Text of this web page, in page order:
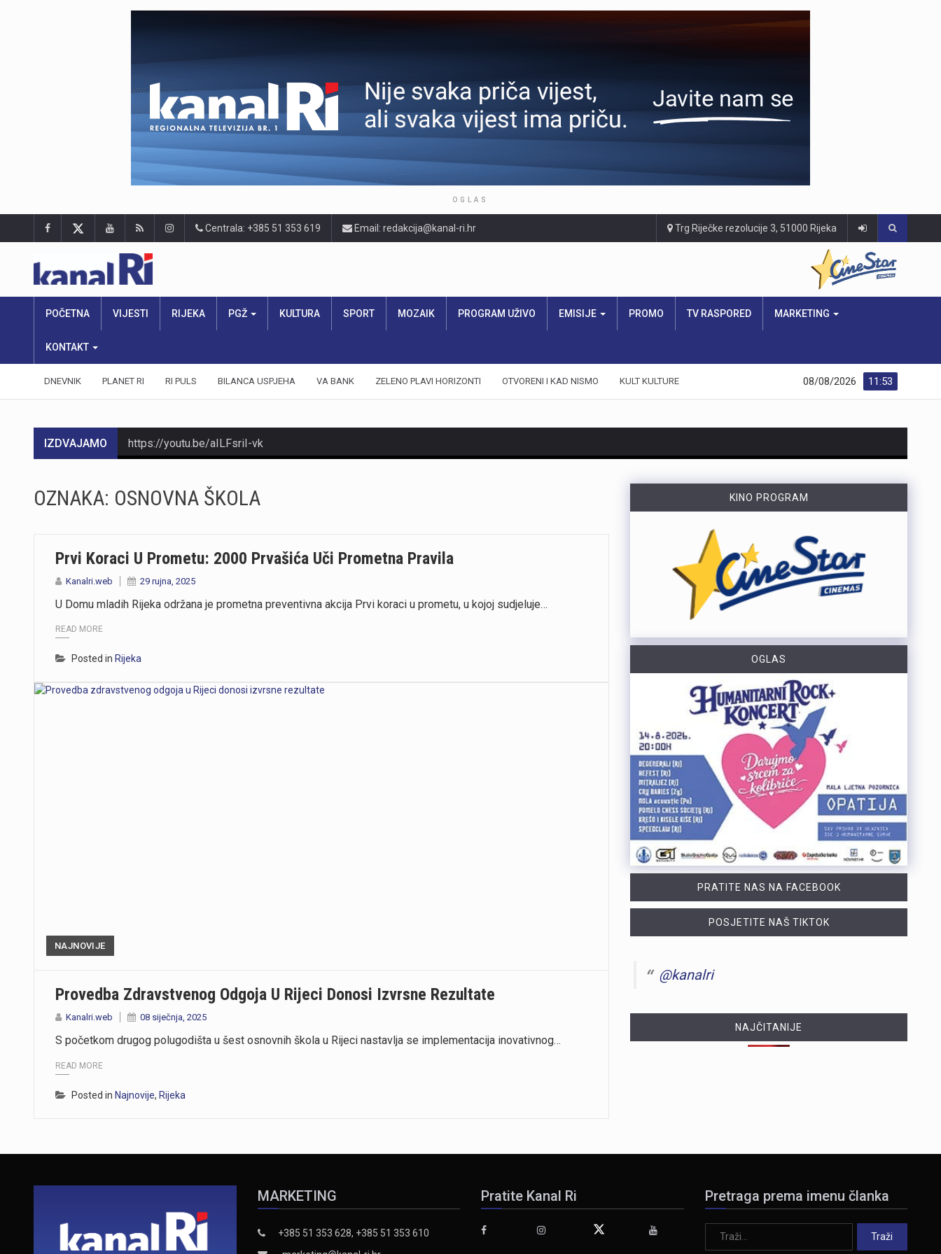
OGLAS
Centrala: +385 51 353 619 Email: redakcija@kanal-ri.hr Trg Riječke rezolucije 3, 51000 Rijeka
POČETNA VIJESTI RIJEKA PGŽ KULTURA SPORT MOZAIK PROGRAM UŽIVO EMISIJE PROMO TV RASPORED MARKETING
KONTAKT
DNEVNIK PLANET RI RI PULS BILANCA USPJEHA VA BANK ZELENO PLAVI HORIZONTI OTVORENI I KAD NISMO KULT KULTURE 11:53
08/08/2026
IZDVAJAMO https://youtu.be/aILFsriI-vk
https://youtu.be/LjEOo1QMD1E Nogometaši Rijeke pobijedili su finski Ilves u prvoj utakmici 3. kola kvalifikacija za Konferencijsku ligu pogotkom Nike Jankovića u 16. minuti. Unatoč minimalnoj prednosti s kojom putuju na uzvrat, trener Matjaž Kek izrazio je zabrinutost zbog manjka realizacije i nervoze u igri. Uzvratna utakmica igra se u Finskoj u četvrtak, 13. kolovoza s početkom u 18 sati. Više u videoprilogu:
https://youtu.be/CrhVZbwhS7g Šire područje Novog Vinodolskog i Rijeku noćas oko 1:20 sati pogodio je potres magnitude 3,5 po Richteru s epicentrom 11 kilometara jugoistočno od Novog Vinodolskog. Budući da se Primorsko-goranska županija nalazi na nizu aktivnih rasjeda, ovakvi potresi nisu neuobičajeni, a stručnjaci procjenuju da maksimalna magnituda na riječkom i primorskom području može iznositi oko 6 po Richteru. Više u videoprilogu:
Posade policijskih plovila Postaje pomorske policije u proteklih su tjedan dana evidentirale 61 prekršaj nedozvoljenog glisiranja. Svi utvrđeni prekršaji odnosili su se na glisiranje na udaljenosti manjoj od 300 metara od obale. Prekršaji su zabilježeni u akvatoriju otoka Krka, Raba i Cresa te na području Kraljevice. Zbog počinjenih prekršaja policija je sankcionirala državljane 12 različitih zemalja. Među njima je najviše državljana Slovenije i Njemačke, po 15 iz svake države. Kazne su izrečene i za devet državljana Austrije, šest državljana Italije, pet državljana Hrvatske te četiri državljana Mađarske. Sankcionirana su i po dva državljana Slovačke, kao i po jedan državljanin iz Rumunjske, Belgije, Poljske, Srbije i Češke. Svim počiniteljima izrečene su novčane kazne sukladno odredbama Pomorskog zakonika. Policijski službenici pomorske policije nastavit će provoditi pojačane nadzore na moru kako bi se povećala sigurnost svih sudionika u pomorskom prometu. Ujedno se pozivaju svi nautičari da se strogo pridržavaju propisa i vode računa o sigurnosti kupača i drugih osoba na moru, s posebnim naglaskom na zabranu glisiranja na udaljenosti manjoj od 300 metara od obale.
OZNAKA: OSNOVNA ŠKOLA
Prvi Koraci U Prometu: 2000 Prvašića Uči Prometna Pravila
Kanalri.web 29 rujna, 2025
U Domu mladih Rijeka održana je prometna preventivna akcija Prvi koraci u prometu, u kojoj sudjeluje…
READ MORE
Posted in Rijeka
NAJNOVIJE
Provedba Zdravstvenog Odgoja U Rijeci Donosi Izvrsne Rezultate
Kanalri.web 08 siječnja, 2025
S početkom drugog polugodišta u šest osnovnih škola u Rijeci nastavlja se implementacija inovativnog…
READ MORE
Posted in Najnovije, Rijeka
KINO PROGRAM
OGLAS
PRATITE NAS NA FACEBOOK
POSJETITE NAŠ TIKTOK
@kanalri
NAJČITANIJE
MARKETING
+385 51 353 628, +385 51 353 610
Pratite Kanal Ri Pretraga prema imenu članka